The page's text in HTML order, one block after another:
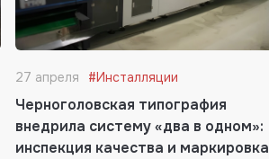
27 апреля #Инсталляции
Черноголовская типография
внедрила систему «два в одном»:
инспекция качества и маркировка